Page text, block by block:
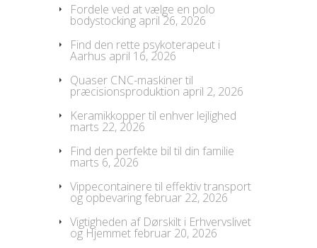
Fordele ved at vælge en polo
bodystocking april 26, 2026
Find den rette psykoterapeut i
Aarhus april 16, 2026
Quaser CNC-maskiner til
præcisionsproduktion april 2, 2026
Keramikkopper til enhver lejlighed
marts 22, 2026
Find den perfekte bil til din familie
marts 6, 2026
Vippecontainere til effektiv transport
og opbevaringfebruar 22, 2026
Vigtigheden af Dørskilt i Erhvervslivet
og Hjemmetfebruar 20, 2026